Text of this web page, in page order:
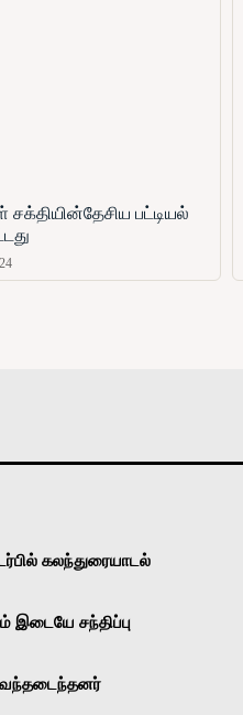
சக்தியின்தேசிய பட்டியல்
கலந்துரையாடல்
இடையே சந்திப்பு
வந்தடைந்தனர்